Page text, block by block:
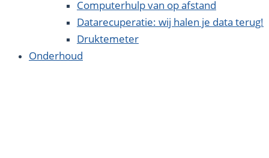
Computerhulp van op afstand
Datarecuperatie: wij halen je data terug!
Druktemeter
Onderhoud